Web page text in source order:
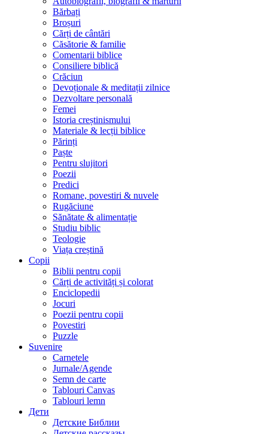
Bărbați
Broșuri
Cărți de cântări
Căsătorie & familie
Comentarii biblice
Consiliere biblică
Crăciun
Devoționale & meditații zilnice
Dezvoltare personală
Femei
Istoria creștinismului
Materiale & lecții biblice
Părinți
Paște
Pentru slujitori
Poezii
Predici
Romane, povestiri & nuvele
Rugăciune
Sănătate & alimentație
Studiu biblic
Teologie
Viața creștină
Copii
Biblii pentru copii
Cărți de activități și colorat
Enciclopedii
Jocuri
Poezii pentru copii
Povestiri
Puzzle
Suvenire
Carnetele
Jurnale/Agende
Semn de carte
Tablouri Canvas
Tablouri lemn
Дети
Детские Библии